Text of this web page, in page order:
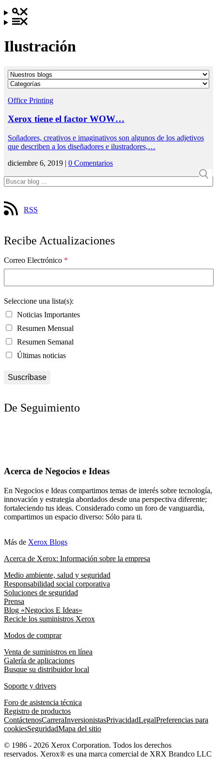
Ilustración
Office Printing
Xerox tiene el factor WOW…
Soñadores, creativos e imaginativos son algunos de los adjetivos
que describen a los diseñadores e ilustradores,…
diciembre 6, 2019 | 0 Comentarios
RSS
Recibe Actualizaciones
Correo Electrónico *
Seleccione una lista(s):
Noticias Importantes
Resumen Mensual
Resumen Semanal
Últimas noticias
De Seguimiento
Acerca de Negocios e Ideas
En Negocios e Ideas compartimos temas de interés sobre tecnología,
innovación y estrategia abordados desde una perspectiva diferente;
fortaleciendo tus ideas. Considerado como un foro de vanguardia,
compartimos un espacio diverso: Sólo para ti.
Más de Xerox Blogs
Acerca de Xerox: Información sobre la empresa
Medio ambiente, salud y seguridad
Responsabilidad social corporativa
Soluciones de seguridad
Prensa
Blog «Negocios E Ideas»
Recicle los suministros Xerox
Modos de comprar
Venta de suministros en línea
Galería de aplicaciones
Busque su distribuidor local
Soporte y drivers
Foro de asistencia técnica
Registro de productos
ContáctenosCarreraInversionistasPrivacidadLegalPreferencias para
cookiesSeguridadMapa del sitio
© 1986 - 2026 Xerox Corporation. Todos los derechos
reservados. Xerox® es una marca comercial de XRX Brandco LLC